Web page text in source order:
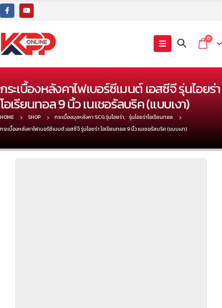
0
กระเบื้องหลังคาไฟเบอร์ซีเมนต์ เอสซีจี รุ่นไอยร่า
โอเรียนทอล 9 นิ้ว เนเชอรัลบริค (แบบเงา)
HOME SHOP กระเบื้องมุงหลังคา SCG รุ่นไอยร่า, รุ่นไอยร่าโอเรียนทอล
กระเบื้องหลังคาไฟเบอร์ซีเมนต์ เอสซีจี รุ่นไอยร่า โอเรียนทอล 9 นิ้ว เนเชอรัลบริค (แบบเงา)